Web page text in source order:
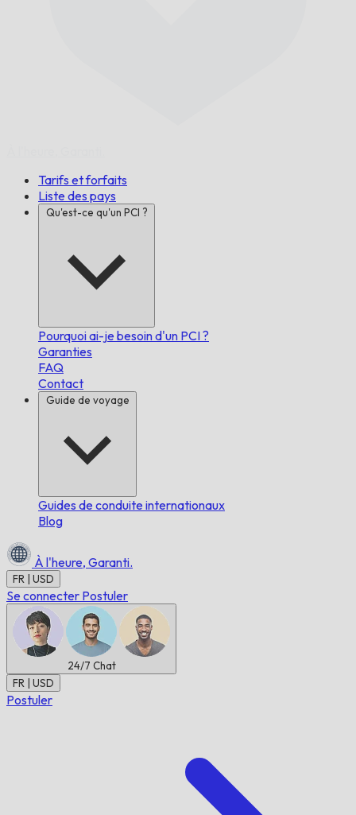
Tarifs et forfaits
Liste des pays
Qu'est-ce qu'un PCI ?
Pourquoi ai-je besoin d'un PCI ?
Garanties
FAQ
Contact
Guide de voyage
Guides de conduite internationaux
Blog
À l'heure, Garanti.
FR | USD
Se connecter Postuler
24/7 Chat
FR | USD
Postuler